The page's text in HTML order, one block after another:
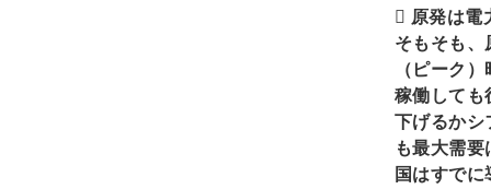
 原発は電
そもそも、
（ピーク
稼働しても
下げるかシ
も最大需
国はすで